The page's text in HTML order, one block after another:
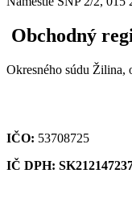
Obchodný
Okresného súdu Žilina,
IČO: 53708725
IČ DPH: